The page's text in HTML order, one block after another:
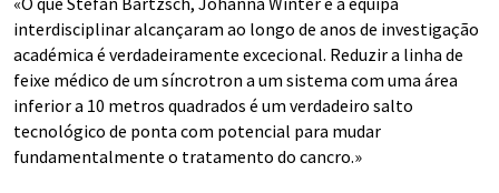
interdisciplinar alcançaram ao longo de anos de investigação
académica é verdadeiramente excecional. Reduzir a linha de
feixe médico de um síncrotron a um sistema com uma área
inferior a 10 metros quadrados é um verdadeiro salto
tecnológico de ponta com potencial para mudar
fundamentalmente o tratamento do cancro.»